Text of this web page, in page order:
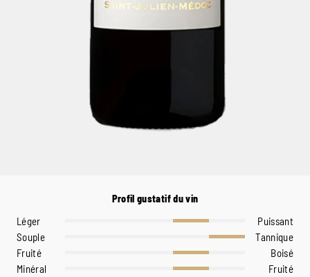
Profil gustatif du vin
Léger
Puissant
Souple
Tannique
Fruité
Boisé
Minéral
Fruité